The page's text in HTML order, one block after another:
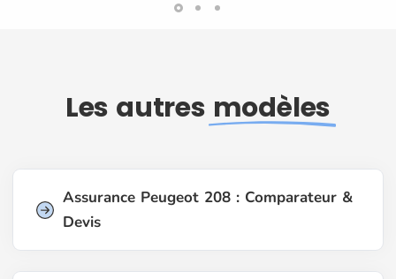
Les autres modèles
Assurance Peugeot 208 : Comparateur &
Devis